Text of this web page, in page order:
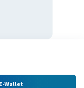
Wallet